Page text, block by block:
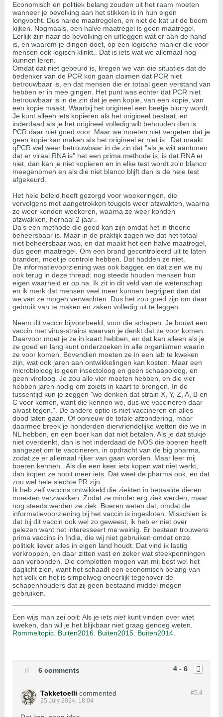
Economisch en politiek belang zouden uit het raam moeten
wanneer je bevolking aan het stikken is in hun eigen
longvocht. Dus harde maatregelen, en niet de kat uit de boom
kijken. Nogmaals, een halve maatregel is geen maatregel.
Eerlijk zijn naar de bevolking en uitleggen wat er aan de hand
is, en waarom je dingen doet, op een logische manier die voor
mensen ook logisch klinkt.. Dat is iets wat we allemaal nog
kunnen leren.
Omdat dat niet gebeurd is, kregen we van die situaties dat de
bedenker van de PCR kon gaan claimen dat PCR niet
betrouwbaar is, en dat mensen die er totaal geen verstand van
hebben er in mee gingen. Het punt was echter dat PCR niet
betrouwbaar is in de zin dat je een kopie, van een kopie, van
een kopie maakt. Waarbij het origineel een beetje blurry wordt.
Je kunt alleen iets kopieren als het origineel bestaat, en
inderdaad als je het origineel volledig wilt behouden dan is
PCR daar niet goed voor. Maar we moeten niet vergeten dat je
geen kopie kan maken als het origineel er niet is.. Dat maakt
qPCR wel weer betrouwbaar in de zin dat "als je wilt aantonen
dat er viraal RNA is" het een prima methode is; is dat RNA er
niet, dan kan je niet kopieren en in elke test wordt zo'n blanco
meegenomen en als die niet blanco blijft dan is de hele test
afgekeurd.
Het hele beleid heeft gezorgd voor woekeringen, die
vervolgens met aangetrokken teugels weer afzwakten, waarna
ze weer konden woekeren, waarna ze weer konden
afzwakken, herhaal 2 jaar..
Da's een methode die goed kan zijn omdat het in theorie
beheersbaar is. Maar in de praktijk zagen we dat het totaal
niet beheersbaar was, en dat maakt het een halve maatregel,
dus geen maatregel. Om een brand gecontroleerd uit te laten
branden, moet je controle hebben. Dat hadden ze niet.
De informatievoorziening was ook bagger, en dat zien we nu
ook terug in deze thread: nog steeds houden mensen hun
eigen waarheid er op na. Ik zit in dit veld van de wetenschap
en ik merk dat mensen veel meer kunnen begrijpen dan dat
we van ze mogen verwachten. Dus het zou goed zijn om daar
gebruik van te maken en zaken volledig uit te leggen.
Neem dit vaccin bijvoorbeeld, voor die schapen. Je bouwt een
vaccin met virus-strains waarvan je denkt dat ze voor komen.
Daarvoor moet je ze in kaart hebben, en dat kan alleen als je
ze goed en lang kunt onderzoeken in alle organismen waarin
ze voor komen. Bovendien moeten ze in een lab te kweken
zijn, wat ook jaren aan ontwikkelingen kan kosten. Maar een
microbioloog is geen insectoloog en geen schaapoloog, en
geen viroloog. Je zou alle vier moeten hebben, en die vier
hebben jaren nodig om zoiets in kaart te brengen. In de
tussentijd kun je zeggen "we denken dat strain X, Y, Z, A, B en
C voor komen, want die kennen we, dus we vaccineren daar
alvast tegen.". De andere optie is niet vaccineren en alles
dood laten gaan. Of opnieuw de totale afzondering, maar
daarmee breek je honderden diervriendelijke wetten die we in
NL hebben, en een boer kan dat niet betalen. Als je dat stukje
niet overdenkt, dan is het inderdaad de NOS die boeren heeft
aangezet om te vaccineren, in opdracht van de big pharma,
zodat ze er allemaal rijker van gaan worden. Maar leer mij
boeren kennen.. Als die een keer iets kopen wat niet werkt,
dan kopen ze nooit meer iets. Dat weet de pharma ook, en dat
zou wel hele slechte PR zijn.
Ik heb zelf vaccins ontwikkeld die ziekten in bepaalde dieren
moesten verzwakken. Zodat ze minder erg ziek werden, maar
nog steeds werden ze ziek. Boeren weten dat, omdat de
informatievoorziening bij het vaccin is ingesloten. Misschien is
dat bij dit vaccin ook wel zo geweest, ik heb er niet over
gelezen want het interesseert me weinig. Er bestaan trouwens
prima vaccins in India, die wij niet gebruiken omdat onze
politiek liever alles in eigen land houdt. Dat vind ik lastig
verkroppen, en daar zitten vast en zeker wat steekpenningen
aan verbonden. Die complotten mogen van mij best wel het
daglicht zien, want het schaadt een economisch belang van
het volk en het is simpelweg oneerlijk tegenover de
schapenhouders dat zij geen bestaand middel mogen
gebruiken.
Een wijs man zei ooit: Als je iets nietkunt vinden over wiet
kweken, dan wil je het blijkbaar niet graag genoeg weten.
Rommeltopic. Buiten2016. Buiten2015 Buiten2014
4 - 6
6 comments
#5.4
Takketoelli commented
25 July 2024, 18:04